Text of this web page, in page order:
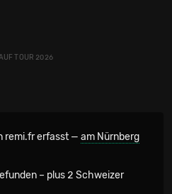
TOUR 2026
remi.fr erfasst — am Nürnberg
– plus 2 Schweizer